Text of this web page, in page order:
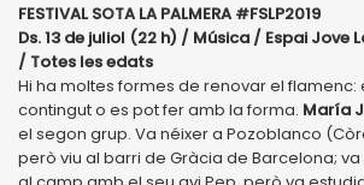
FESTIVAL SOTA LA PALMERA #FSLP2019
Ds. 13 de juliol (22 h) / Música / Espai Jove
/ Totes les edats
Hi ha moltes formes de renovar el flamenc:
contingut o es pot fer amb la forma. María
el segon grup. Va néixer a Pozoblanco
però viu al barri de Gràcia de Barcelona;